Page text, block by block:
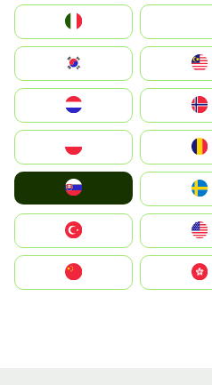
South Korea
United States
中國香港特別行政區